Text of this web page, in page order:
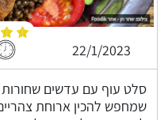
22/1/2023
סלט עוף עם עדשים
שמחפש להכין ארוחת